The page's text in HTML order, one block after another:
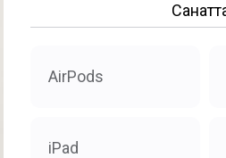
AirPods
iPad